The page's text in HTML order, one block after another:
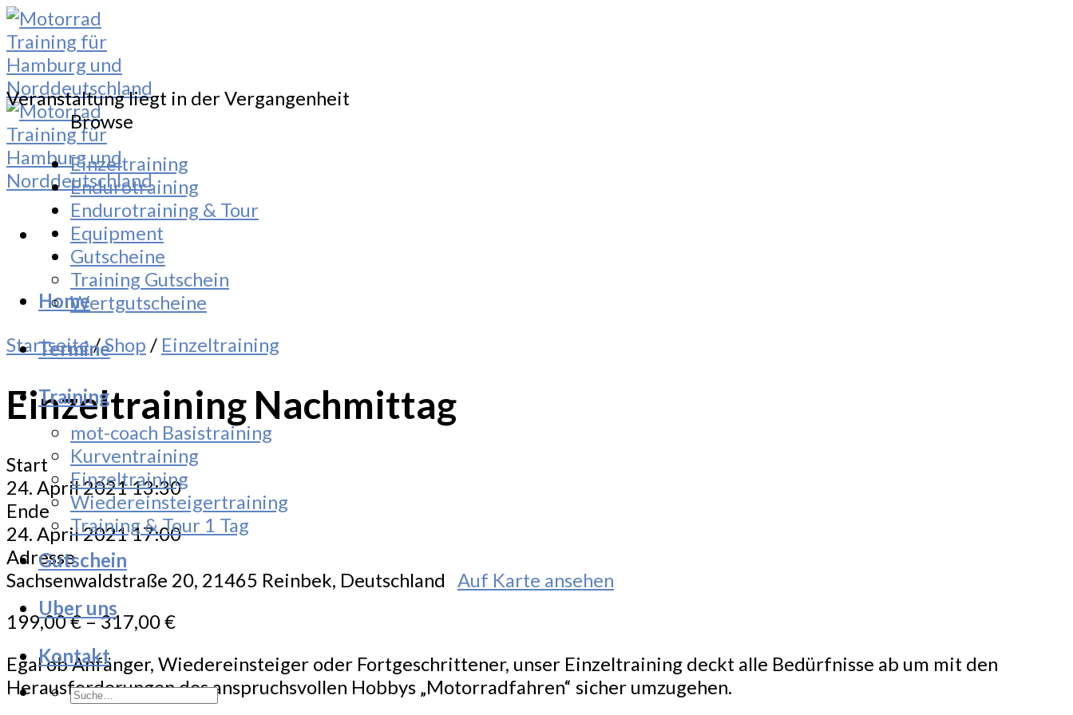
Skip
to
content
Home
Termine
Training
mot-coach Basistraining
Kurventraining
Einzeltraining
Wiedereinsteigertraining
Training & Tour 1 Tag
Gutschein
Uber uns
Kontakt
Suche
Veranstaltung liegt in der Vergangenheit
Startseite /Shop / Einzeltraining
Einzeltraining Nachmittag
Start
24. April 2021 13:30
Ende
24. April 2021 17:00
Adresse
Sachsenwaldstraße 20, 21465 Reinbek, Deutschland Auf Karte ansehen
199,00€–317,00€
Egal ob Anfänger, Wiedereinsteiger oder Fortgeschrittener, unser Einzeltraining deckt alle Bedürfnisse ab um mit den
Herausforderungen des anspruchsvollen Hobbys „Motorradfahren“ sicher umzugehen.
Browse
Einzeltraining
Endurotraining
Endurotraining & Tour
Equipment
Gutscheine
Training Gutschein
Wertgutscheine